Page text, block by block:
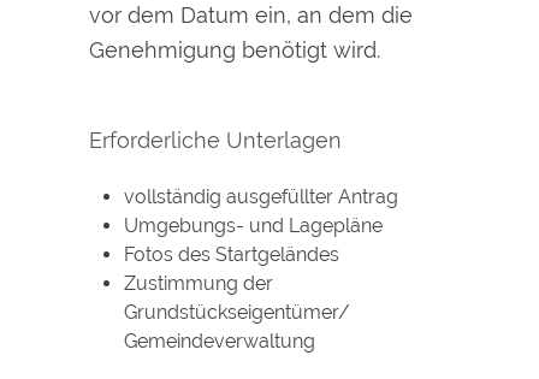
vor dem Datum ein, an dem die
Genehmigung benötigt wird.
Erforderliche Unterlagen
vollständig ausgefüllter Antrag
Umgebungs- und Lagepläne
Fotos des Startgeländes
Zustimmung der
Grundstückseigentümer/
Gemeindeverwaltung